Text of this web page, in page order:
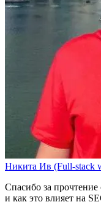
Никита Ив (Full-stack
Спасибо за прочтение
и как это влияет на